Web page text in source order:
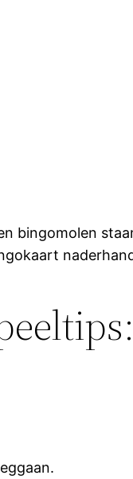
bingomolen